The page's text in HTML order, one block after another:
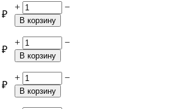
₽
+ −
В корзину
₽
+ −
В корзину
₽
+ −
В корзину